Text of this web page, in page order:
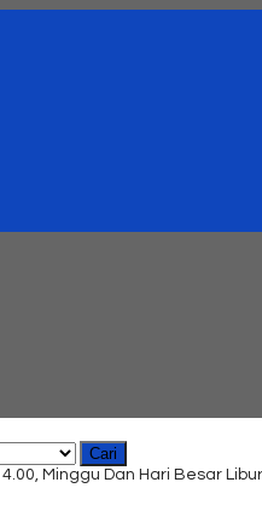
Cari
Minggu Dan Hari Besar Libur